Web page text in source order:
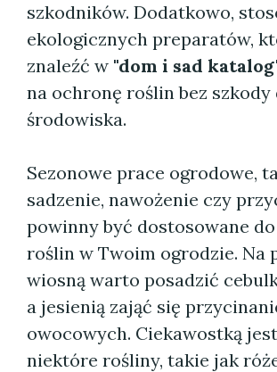
szkodników. Dodatkowo,
ekologicznych preparatów,
znaleźć w "dom i sad
na ochronę roślin bez szkody
środowiska.
Sezonowe prace ogrodowe,
sadzenie, nawożenie czy
powinny być dostosowane
roślin w Twoim ogrodzie. Na
wiosną warto posadzić
a jesienią zająć się
owocowych. Ciekawostką
niektóre rośliny, takie jak